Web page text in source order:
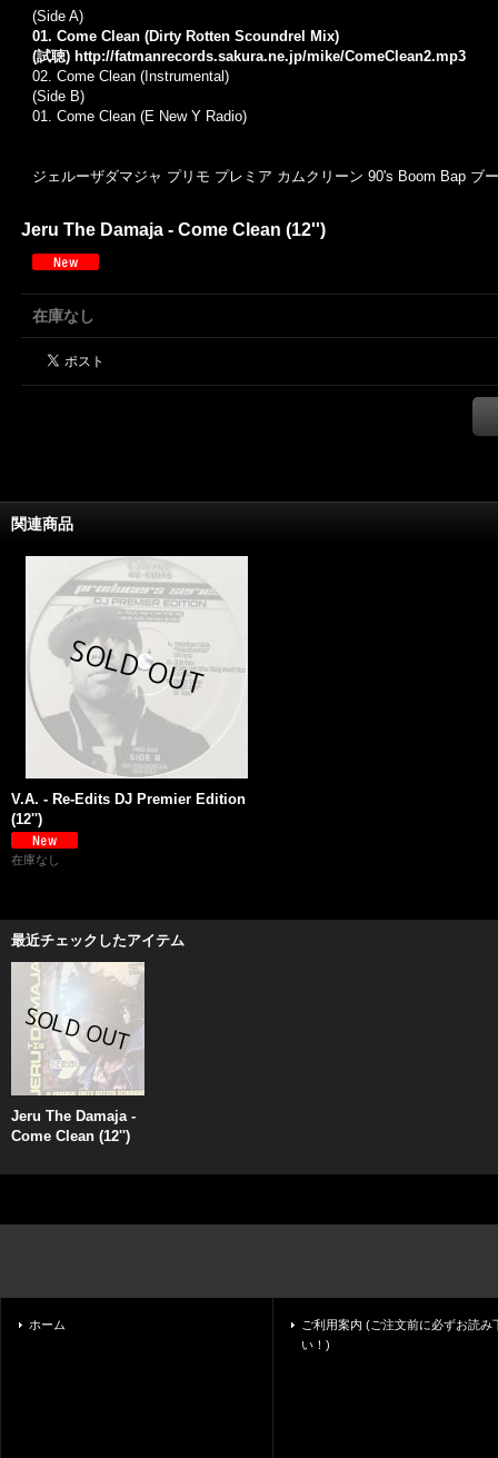
(Side A)
01. Come Clean (Dirty Rotten Scoundrel Mix)
(試聴) http://fatmanrecords.sakura.ne.jp/mike/ComeClean2.mp3
02. Come Clean (Instrumental)
(Side B)
01. Come Clean (E New Y Radio)
ジェルーザダマジャ プリモ プレミア カムクリーン 90's Boom Bap ブ
Jeru The Damaja - Come Clean (12'')
在庫なし
関連商品
V.A. - Re-Edits DJ Premier Edition
(12'')
在庫なし
最近チェックしたアイテム
Jeru The Damaja -
Come Clean (12'')
ホーム
ご利用案内 (ご注文前に必ずお読み
い！)